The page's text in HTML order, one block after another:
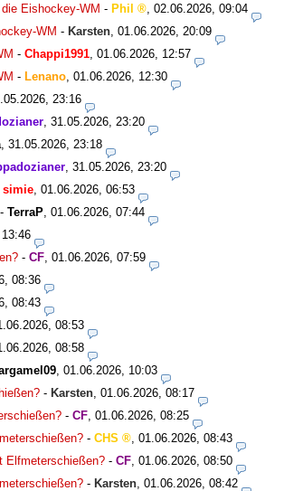
Eishockey-WM - Phil
02.06.2026, 09:04
WM - Karsten 01.06.2026, 20:09
- Chappi1991 01.06.2026, 12:57
- Lenano 01.06.2026, 12:30
23:16
31.05.2026, 23:20
31.05.2026, 23:18
31.05.2026, 23:20
simie 01.06.2026, 06:53
- TerraP 01.06.2026, 07:44
- CF 01.06.2026, 07:59
08:36
08:43
08:53
08:58
01.06.2026, 10:03
- Karsten 01.06.2026, 08:17
- CF 01.06.2026, 08:25
- CHS
01.06.2026, 08:43
Elfmeterschießen? - CF 01.06.2026, 08:50
- Karsten 01.06.2026, 08:42